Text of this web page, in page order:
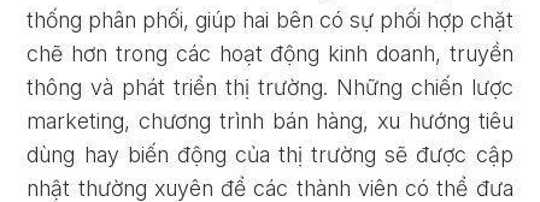
thống phân phối, giúp hai bên có sự phối hợp chặt
chẽ hơn trong các hoạt động kinh doanh, truyền
thông và phát triển thị trường. Những chiến lược
marketing, chương trình bán hàng, xu hướng tiêu
dùng hay biến động của thị trường sẽ được cập
nhật thường xuyên để các thành viên có thể đưa